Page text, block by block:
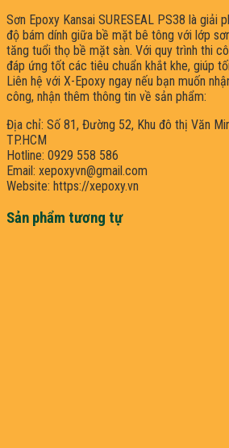
Sơn Epoxy Kansai SURESEAL PS38 là giải
độ bám dính giữa bề mặt bê tông với lớp
tăng tuổi thọ bề mặt sàn. Với quy trình thi
đáp ứng tốt các tiêu chuẩn khắt khe, giúp
Liên hệ với X-Epoxy ngay nếu bạn muốn
công, nhận thêm thông tin về sản phẩm:
Địa chỉ: Số 81, Đường 52, Khu đô thị Văn
TP.HCM
Hotline: 0929 558 586
Email: xepoxyvn@gmail.com
Website: https://xepoxy.vn
Sản phẩm tương tự